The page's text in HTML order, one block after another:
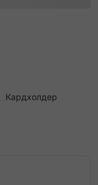
Кардхолдер